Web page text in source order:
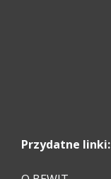
Przydatne linki: